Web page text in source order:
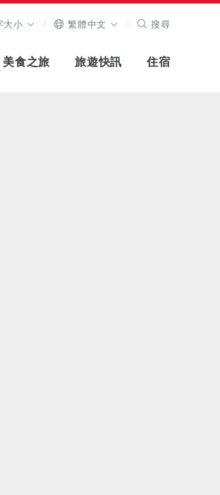
大小 繁體中文 搜尋
美食之旅 旅遊快訊 住宿